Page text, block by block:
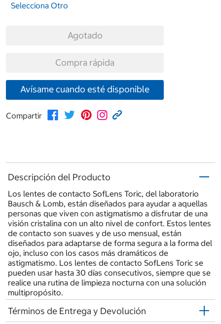
Selecciona Otro
Agotado
Compra rápida
Avísame cuando esté disponible
Compartir
Descripción del Producto
Los lentes de contacto SofLens Toric, del laboratorio
Bausch & Lomb, están diseñados para ayudar a aquellas
personas que viven con astigmatismo a disfrutar de una
visión cristalina con un alto nivel de confort. Estos lentes
de contacto son suaves y de uso mensual, están
diseñados para adaptarse de forma segura a la forma del
ojo, incluso con los casos más dramáticos de
astigmatismo. Los lentes de contacto SofLens Toric se
pueden usar hasta 30 días consecutivos, siempre que se
realice una rutina de limpieza nocturna con una solución
multipropósito.
Términos de Entrega y Devolución